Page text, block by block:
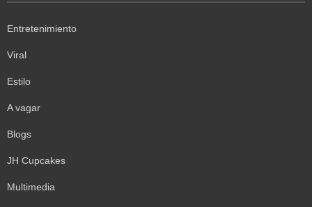
Entretenimiento
Viral
Estilo
A vagar
Blogs
JH Cupcakes
Multimedia